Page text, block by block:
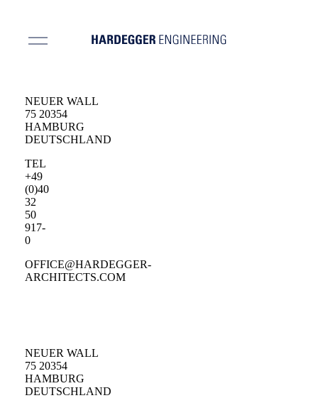
NEUER WALL
75 20354
HAMBURG
DEUTSCHLAND
TEL
+49
(0)40
32
50
917-
0
OFFICE@HARDEGGER-
ARCHITECTS.COM
NEUER WALL
75 20354
HAMBURG
DEUTSCHLAND